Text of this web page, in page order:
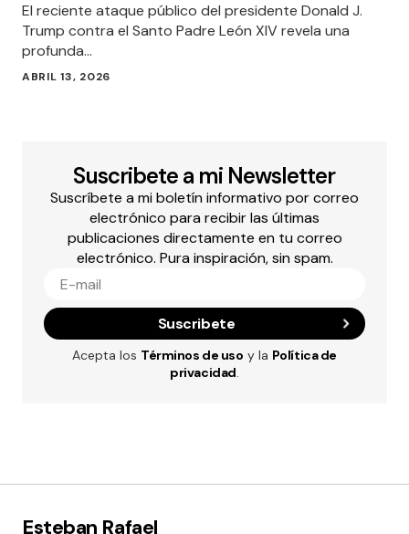
El reciente ataque público del presidente Donald J.
Trump contra el Santo Padre León XIV revela una
profunda…
ABRIL 13, 2026
Suscribete a mi Newsletter
Suscríbete a mi boletín informativo por correo
electrónico para recibir las últimas
publicaciones directamente en tu correo
electrónico. Pura inspiración, sin spam.
Suscribete
Acepta los Términos de uso y la Política de
privacidad.
Esteban Rafael